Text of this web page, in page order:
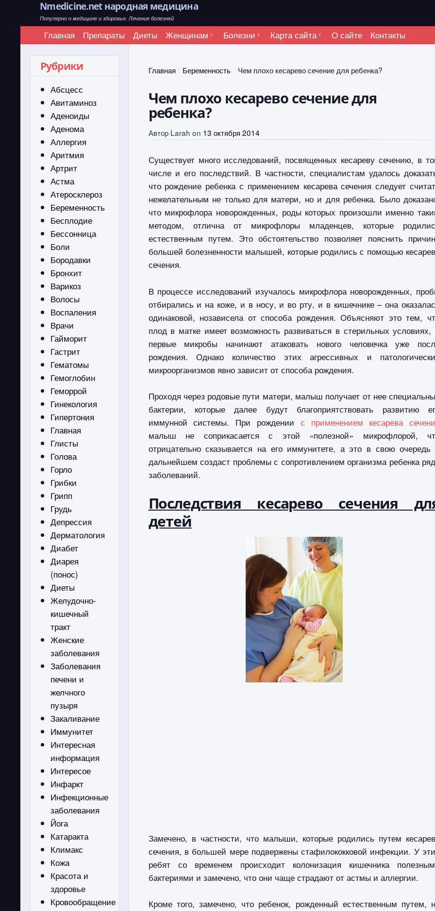
Nmedicine.net народная медицина
Популярно о медицине и здоровье. Лечение болезней
Главная Препараты Диеты Женщинам Болезни Карта сайта О сайте Контакты
Главная Беременность Чем плохо кесарево сечение для ребенка?
Чем плохо кесарево сечение для
ребенка?
Автор Larah on 13 октября 2014
Существует много исследований, посвященных кесареву сечению, в
числе и его последствий. В частности, специалистам удалось
что рождение ребенка с применением кесарева сечения следует
нежелательным не только для матери, но и для ребенка. Было
что микрофлора новорожденных, роды которых произошли именно
методом, отлична от микрофлоры младенцев, которые
естественным путем. Это обстоятельство позволяет пояснить
большей болезненности малышей, которые родились с помощью
сечения.
В процессе исследований изучалось микрофлора новорожденных,
отбирались и на коже, и в носу, и во рту, и в кишечнике – она
одинаковой, нозависела от способа рождения. Объясняют это тем,
плод в матке имеет возможность развиваться в стерильных условиях,
первые микробы начинают атаковать нового человечка уже
рождения. Однако количество этих агрессивных и
микроорганизмов явно зависит от способа рождения.
Проходя через родовые пути матери, малыш получает от нее
бактерии, которые далее будут благоприятствовать развитию
иммунной системы. При рождении с применением кесарева
малыш не соприкасается с этой «полезной» микрофлорой,
отрицательно сказывается на его иммунитете, а это в свою очередь
дальнейшем создаст проблемы с сопротивлением организма ребенка
заболеваний.
Последствия кесарево сечения
детей
Замечено, в частности, что малыши, которые родились путем
сечения, в большей мере подвержены стафилококковой инфекции. У
ребят со временем происходит колонизация кишечника
бактериями и замечено, что они чаще страдают от астмы и аллергии.
Кроме того, замечено, что ребенок, рожденный естественным путем,
Рубрики
Абсцесс
Авитаминоз
Аденоиды
Аденома
Аллергия
Аритмия
Артрит
Астма
Атеросклероз
Беременность
Бесплодие
Бессонница
Боли
Бородавки
Бронхит
Варикоз
Волосы
Воспаления
Врачи
Гайморит
Гастрит
Гематомы
Гемоглобин
Геморрой
Гинекология
Гипертония
Главная
Глисты
Голова
Горло
Грибки
Грипп
Грудь
Депрессия
Дерматология
Диабет
Диарея
(понос)
Диеты
Желудочно-
кишечный
тракт
Женские
заболевания
Заболевания
печени и
желчного
пузыря
Закаливание
Иммунитет
Интересная
информация
Интересое
Инфаркт
Инфекционные
заболевания
Йога
Катаракта
Климакс
Кожа
Красота и
здоровье
Кровообращение